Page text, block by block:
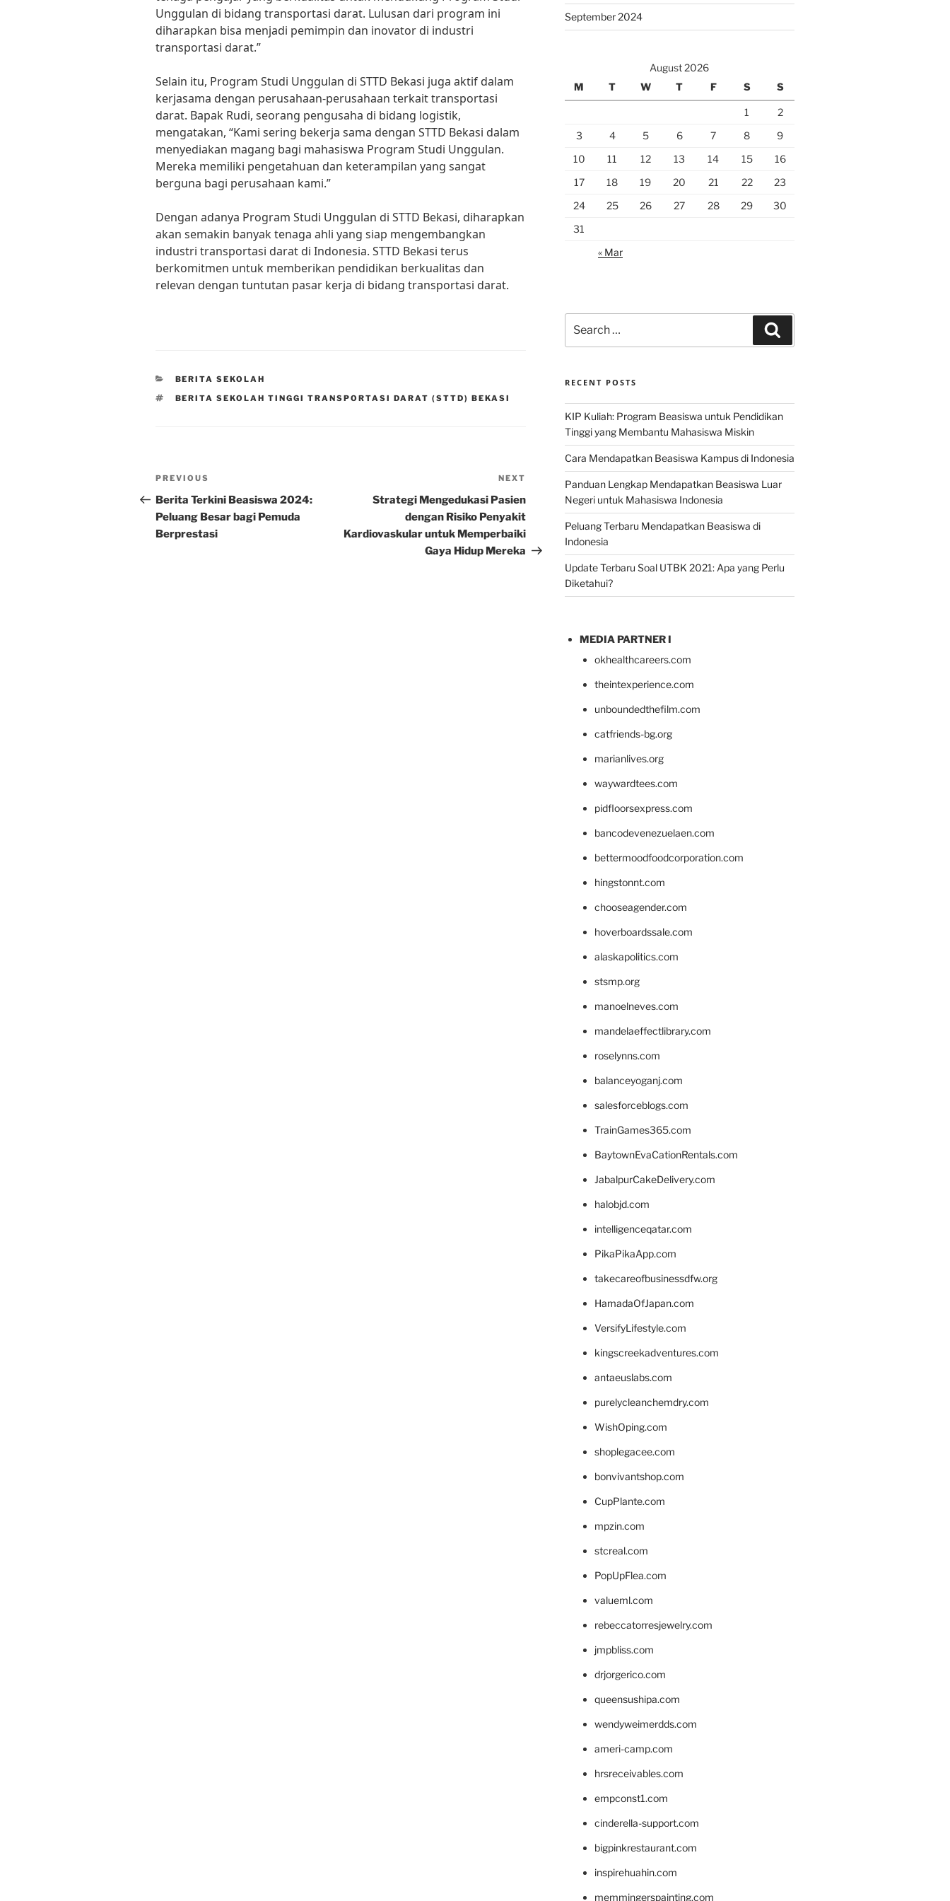
Unggulan di bidang transportasi darat. Lulusan dari program ini
diharapkan bisa menjadi pemimpin dan inovator di industri
transportasi darat.”
Selain itu, Program Studi Unggulan di STTD Bekasi juga aktif dalam
kerjasama dengan perusahaan-perusahaan terkait transportasi
darat. Bapak Rudi, seorang pengusaha di bidang logistik,
mengatakan, “Kami sering bekerja sama dengan STTD Bekasi dalam
menyediakan magang bagi mahasiswa Program Studi Unggulan.
Mereka memiliki pengetahuan dan keterampilan yang sangat
berguna bagi perusahaan kami.”
Dengan adanya Program Studi Unggulan di STTD Bekasi, diharapkan
akan semakin banyak tenaga ahli yang siap mengembangkan
industri transportasi darat di Indonesia. STTD Bekasi terus
berkomitmen untuk memberikan pendidikan berkualitas dan
relevan dengan tuntutan pasar kerja di bidang transportasi darat.
CATEGORIES
BERITA SEKOLAH
TAGS
BERITA SEKOLAH TINGGI TRANSPORTASI DARAT (STTD) BEKASI
Post
navigation
Previous
Post
PREVIOUS
Berita Terkini Beasiswa 2024:
Peluang Besar bagi Pemuda
Berprestasi
Post
NEXT
Strategi Mengedukasi Pasien
dengan Risiko Penyakit
Kardiovaskular untuk Memperbaiki
Gaya Hidup Mereka
September 2024
August 2026
M
T W T F S S
1
2
3
4 5 6 7 8
9
10
11 12 13 14 15
16
17
18 19 20 21 22
23
24
25 26 27 28 29
30
31
« Mar
for:
RECENT POSTS
KIP Kuliah: Program Beasiswa untuk Pendidikan
Tinggi yang Membantu Mahasiswa Miskin
Cara Mendapatkan Beasiswa Kampus di Indonesia
Panduan Lengkap Mendapatkan Beasiswa Luar
Negeri untuk Mahasiswa Indonesia
Peluang Terbaru Mendapatkan Beasiswa di
Indonesia
Update Terbaru Soal UTBK 2021: Apa yang Perlu
Diketahui?
MEDIA PARTNER I
okhealthcareers.com
theintexperience.com
unboundedthefilm.com
catfriends-bg.org
marianlives.org
waywardtees.com
pidfloorsexpress.com
bancodevenezuelaen.com
bettermoodfoodcorporation.com
hingstonnt.com
chooseagender.com
hoverboardssale.com
alaskapolitics.com
stsmp.org
manoelneves.com
mandelaeffectlibrary.com
roselynns.com
balanceyoganj.com
salesforceblogs.com
TrainGames365.com
BaytownEvaCationRentals.com
JabalpurCakeDelivery.com
halobjd.com
intelligenceqatar.com
PikaPikaApp.com
takecareofbusinessdfw.org
HamadaOfJapan.com
VersifyLifestyle.com
kingscreekadventures.com
antaeuslabs.com
purelycleanchemdry.com
WishOping.com
shoplegacee.com
bonvivantshop.com
CupPlante.com
mpzin.com
stcreal.com
PopUpFlea.com
valueml.com
rebeccatorresjewelry.com
jmpbliss.com
drjorgerico.com
queensushipa.com
wendyweimerdds.com
ameri-camp.com
hrsreceivables.com
empconst1.com
cinderella-support.com
bigpinkrestaurant.com
inspirehuahin.com
memmingerspainting.com